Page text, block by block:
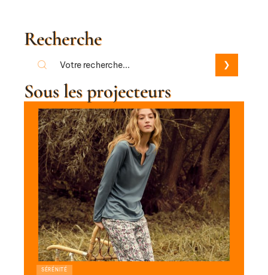
Recherche
Sous les projecteurs
SÉRÉNITÉ